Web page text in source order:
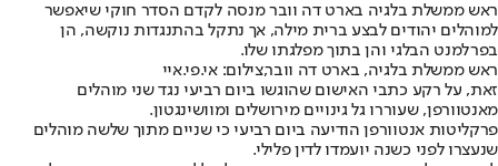
ראש ממשלת בלגיה בארט דה וובר מנסה לקדם הסדר חוקי שיאפשר
למוהלים יהודים לבצע ברית מילה, אך נתקל בהתנגדות נוקשה, הן
בפרלמנט הבלגי והן בתוך מפלגתו שלו.
ראש ממשלת בלגיה, בארט דה וובר,צילום: אי.פי.איי
זאת, על רקע כתבי האישום שהוגשו ביום רביעי נגד שני מוהלים
מאנטוורפן, שעוררו גל גינויים מירושלים ומוושינגטון.
פרקליטות אנטוורפן הודיעה ביום רביעי כי שניים מתוך שלשה מוהלים
שנעצרו לפני כשנה יועמדו לדין פלילי.